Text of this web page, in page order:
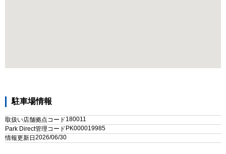
駐車場情報
取扱い店舗拠点コード180011
Park Direct管理コード PK000019985
情報更新日 2026/06/30